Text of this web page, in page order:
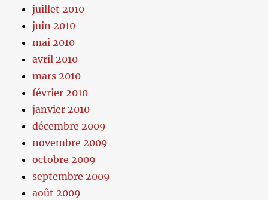
juillet 2010
juin 2010
mai 2010
avril 2010
mars 2010
février 2010
janvier 2010
décembre 2009
novembre 2009
octobre 2009
septembre 2009
août 2009